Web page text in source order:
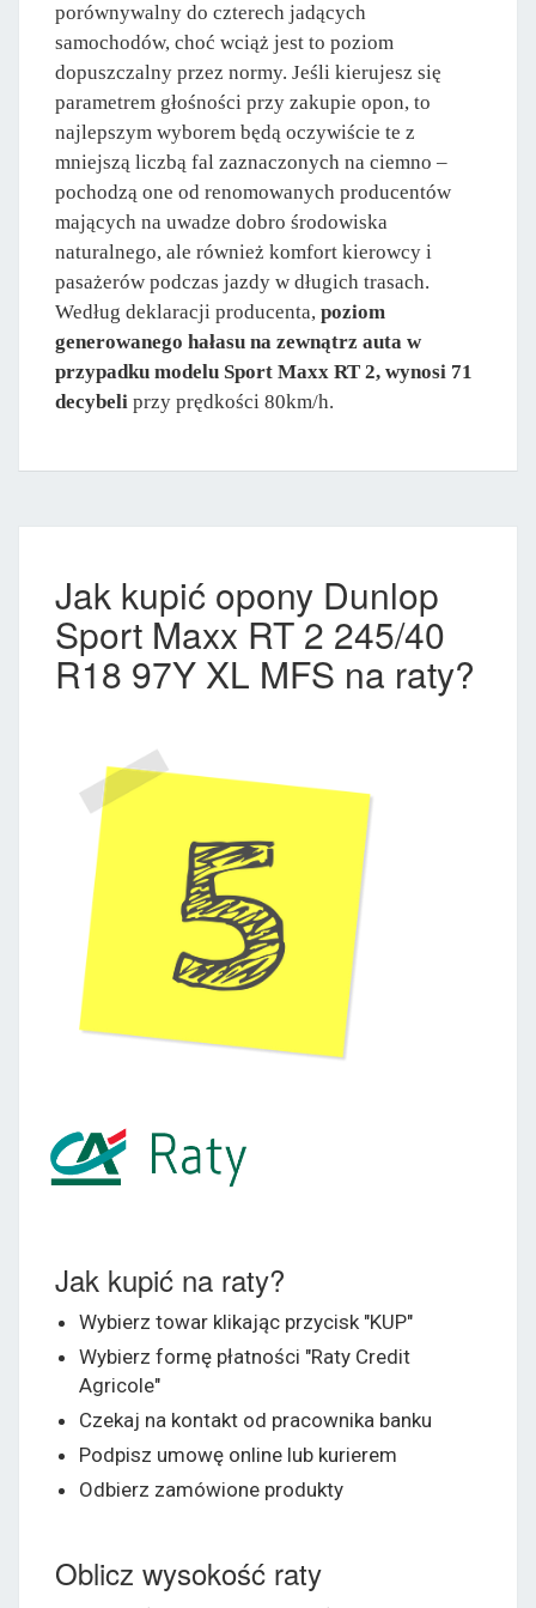
porównywalny do czterech jadących
samochodów, choć wciąż jest to poziom
dopuszczalny przez normy. Jeśli kierujesz się
parametrem głośności przy zakupie opon, to
najlepszym wyborem będą oczywiście te z
mniejszą liczbą fal zaznaczonych na ciemno –
pochodzą one od renomowanych producentów
mających na uwadze dobro środowiska
naturalnego, ale również komfort kierowcy i
pasażerów podczas jazdy w długich trasach.
Według deklaracji producenta, poziom
generowanego hałasu na zewnątrz auta w
przypadku modelu Sport Maxx RT 2, wynosi 71
decybeli przy prędkości 80km/h.
Jak kupić opony Dunlop
Sport Maxx RT 2 245/40
R18 97Y XL MFS na raty?
Jak kupić na raty?
Wybierz towar klikając przycisk "KUP"
Wybierz formę płatności "Raty Credit
Agricole"
Czekaj na kontakt od pracownika banku
Podpisz umowę online lub kurierem
Odbierz zamówione produkty
Oblicz wysokość raty